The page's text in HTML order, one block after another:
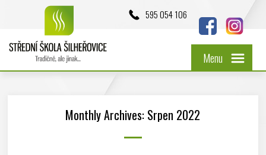
595 054 106
Menu
Monthly Archives: Srpen 2022